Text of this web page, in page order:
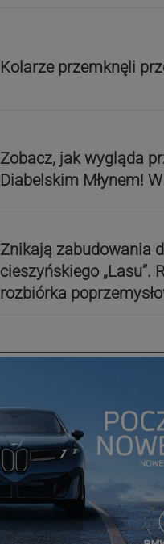
Kolarze przemknęli
Zobacz, jak wygląda
Diabelskim Młynem!
Znikają zabudowania
cieszyńskiego „Lasu”.
rozbiórka